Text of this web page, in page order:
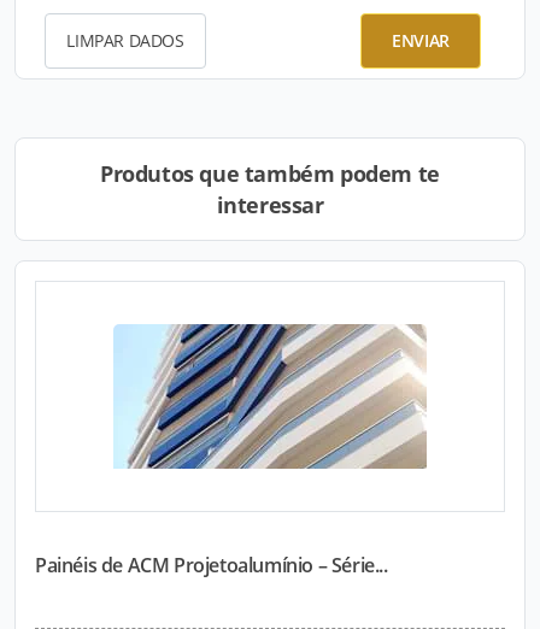
LIMPAR DADOS ENVIAR
Produtos que também podem te
interessar
Painéis de ACM Projetoalumínio – Série...